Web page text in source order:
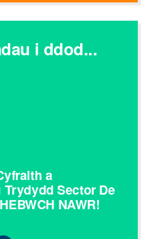
i ddod...
a
Sector De
NAWR!